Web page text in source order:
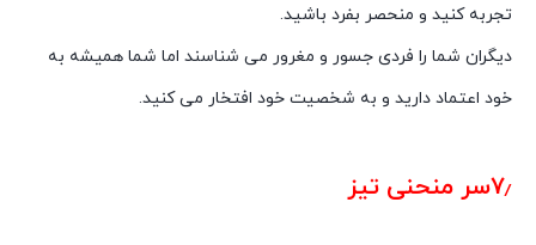
تجربه کنید و منحصر بفرد باشید.
دیگران شما را فردی جسور و مغرور می شناسند اما شما همیشه به
خود اعتماد دارید و به شخصیت خود افتخار می کنید.
۷٫سر منحنی تیز